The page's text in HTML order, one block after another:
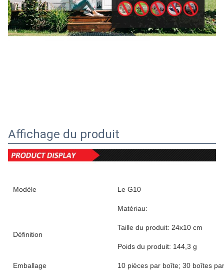
Affichage du produit
Modèle Le G10
Définition
Matériau:
Taille du produit: 24x10 cm
Poids du produit: 144,3 g
Emballage 10 pièces par boîte; 30 boîtes